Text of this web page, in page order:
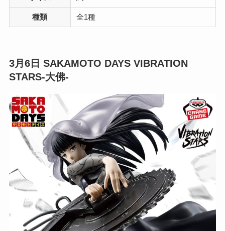
種類 全1種
3月6日 SAKAMOTO DAYS VIBRATION
STARS-大佛-